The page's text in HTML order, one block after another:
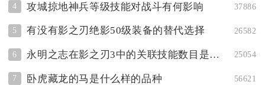
4 攻城掠地神兵等级技能对战斗有何影响 37886
5 有没有影之刃绝影50级装备的替代选择 26582
6 永明之志在影之刃3中的关联技能数目是多少 25054
7 卧虎藏龙的马是什么样的品种 56621